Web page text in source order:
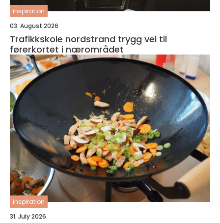
inspiration
03. August 2026
Trafikkskole nordstrand trygg vei til
førerkortet i nærområdet
inspiration
31. July 2026